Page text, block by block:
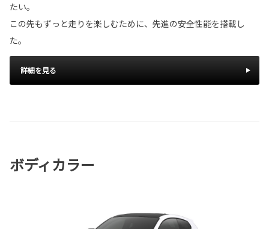
たい。
この先もずっと走りを楽しむために、先進の安全性能を搭載し
た。
詳細を見る
ボディカラー